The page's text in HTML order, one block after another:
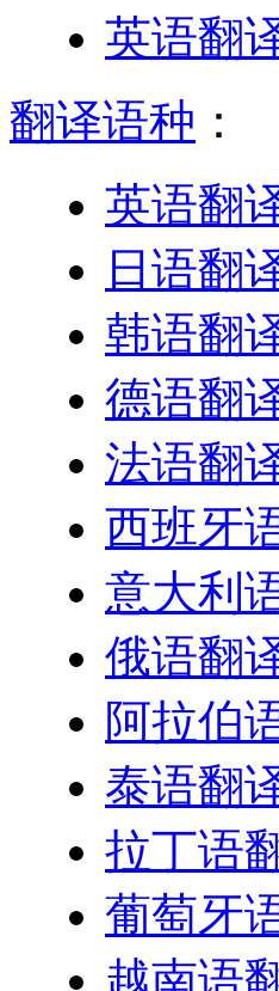
英语翻
翻译语种 ：
英语翻
日语翻
韩语翻
德语翻
法语翻
西班牙
意大利
俄语翻
阿拉伯
泰语翻
拉丁语
葡萄牙
越南语